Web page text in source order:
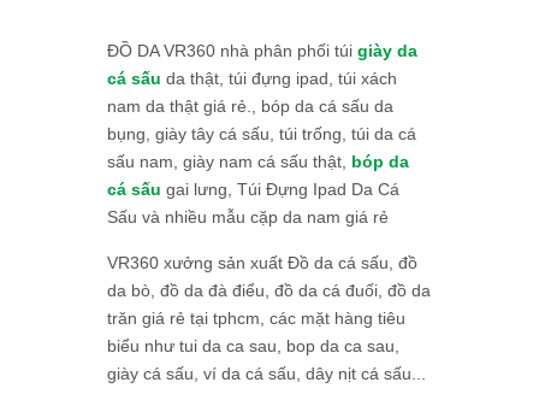
ĐỒ DA VR360 nhà phân phối túi giày da
cá sấu da thật, túi đựng ipad, túi xách
nam da thật giá rẻ., bóp da cá sấu da
bụng, giày tây cá sấu, túi trống, túi da cá
sấu nam, giày nam cá sấu thật, bóp da
cá sấu gai lưng, Túi Đựng Ipad Da Cá
Sấu và nhiều mẫu cặp da nam giá rẻ
VR360 xưởng sản xuất Đồ da cá sấu, đồ
da bò, đồ da đà điểu, đồ da cá đuối, đồ da
trăn giá rẻ tại tphcm, các mặt hàng tiêu
biểu như tui da ca sau, bop da ca sau,
giày cá sấu, ví da cá sấu, dây nịt cá sấu...